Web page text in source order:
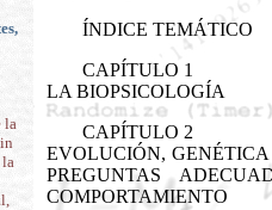
la
ÍNDICE TEMÁTICO
CAPÍTULO 1
LA BIOPSICOLOGÍA
CAPÍTULO 2
EVOLUCIÓN,
PREGUNTAS
COMPORTAMIENTO